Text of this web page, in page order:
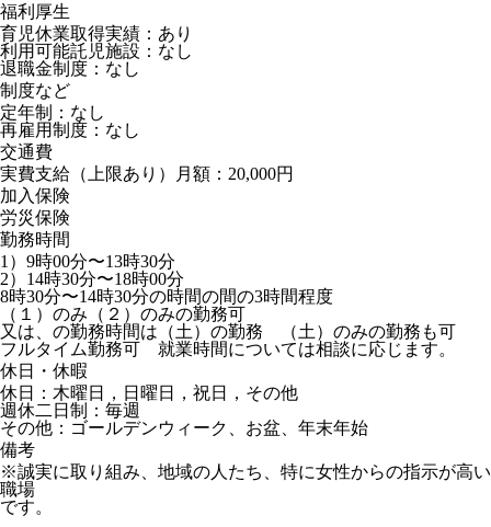
福利厚生
育児休業取得実績：あり
利用可能託児施設：なし
退職金制度：なし
制度など
定年制：なし
再雇用制度：なし
交通費
実費支給（上限あり）月額：20,000円
加入保険
労災保険
勤務時間
1）9時00分〜13時30分
2）14時30分〜18時00分
8時30分〜14時30分の時間の間の3時間程度
（１）のみ（２）のみの勤務可
又は、の勤務時間は（土）の勤務 （土）のみの勤務も可
フルタイム勤務可 就業時間については相談に応じます。
休日・休暇
休日：木曜日，日曜日，祝日，その他
週休二日制：毎週
その他：ゴールデンウィーク、お盆、年末年始
備考
※誠実に取り組み、地域の人たち、特に女性からの指示が高い
職場
です。